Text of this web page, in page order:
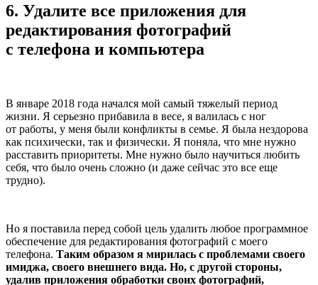
6. Удалите все приложения для
редактирования фотографий
с телефона и компьютера
В январе 2018 года начался мой самый тяжелый период
жизни. Я серьезно прибавила в весе, я валилась с ног
от работы, у меня были конфликты в семье. Я была нездорова
как психически, так и физически. Я поняла, что мне нужно
расставить приоритеты. Мне нужно было научиться любить
себя, что было очень сложно (и даже сейчас это все еще
трудно).
Но я поставила перед собой цель удалить любое программное
обеспечение для редактирования фотографий с моего
телефона. Таким образом я мирилась с проблемами своего
имиджа, своего внешнего вида. Но, с другой стороны,
удалив приложения обработки своих фотографий,